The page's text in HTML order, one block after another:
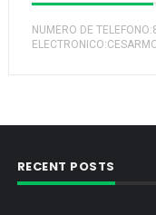
NUMERO DE
RECENT POSTS